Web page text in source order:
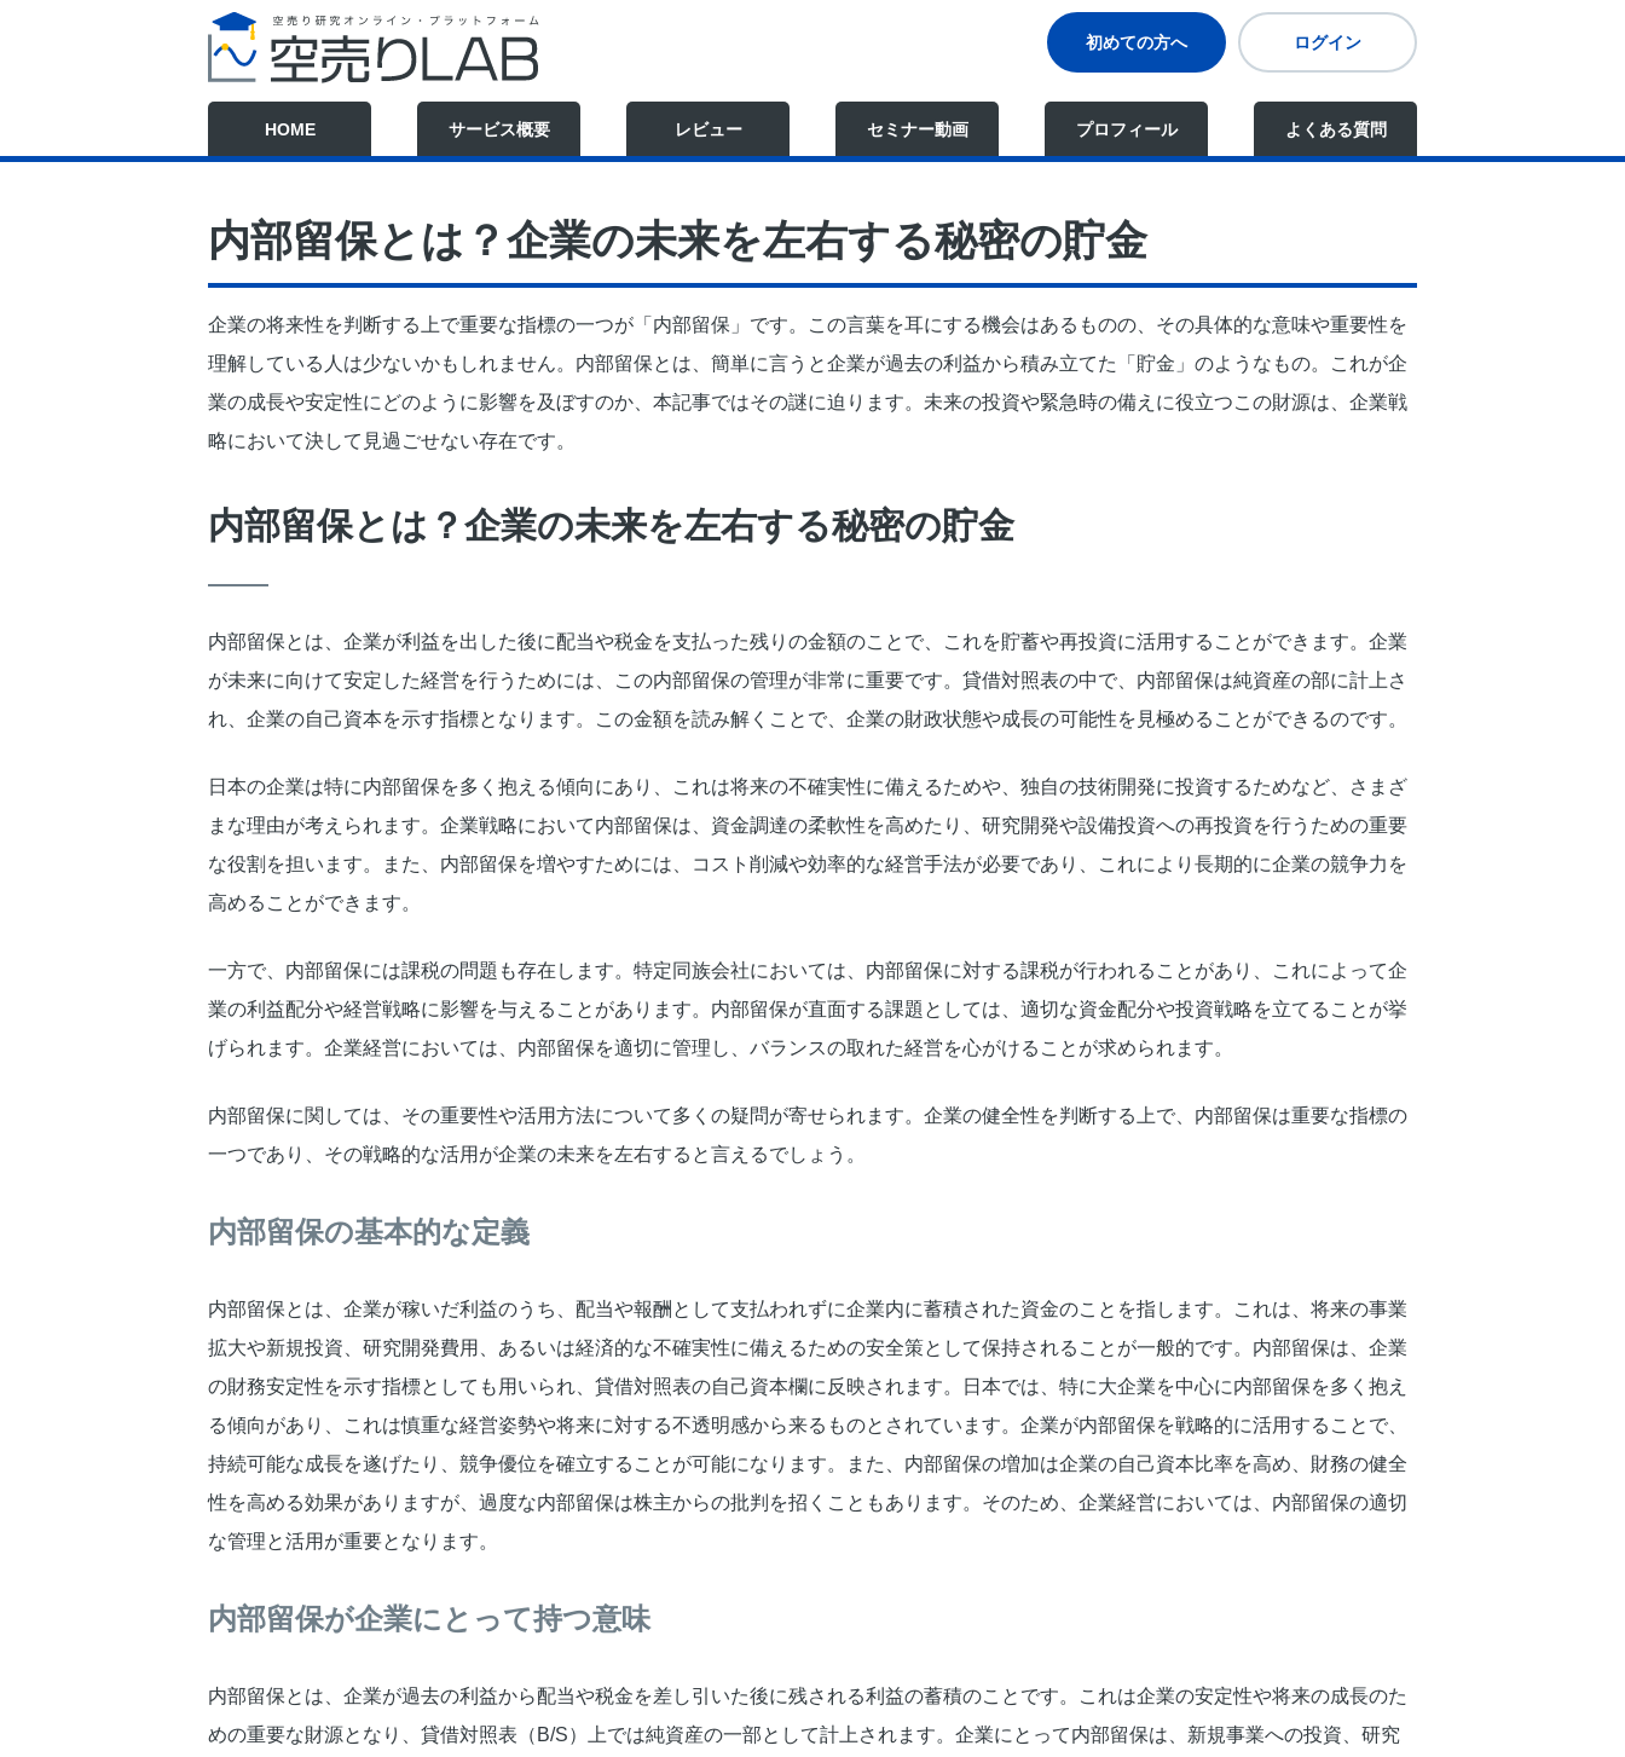
初めての方へ ログイン
HOME サービス概要 レビュー セミナー動画 プロフィール よくある質問
内部留保とは？企業の未来を左右する秘密の貯金
企業の将来性を判断する上で重要な指標の一つが「内部留保」です。この言葉を耳にする機会はあるものの、その具体的な意味や重要性を
理解している人は少ないかもしれません。内部留保とは、簡単に言うと企業が過去の利益から積み立てた「貯金」のようなもの。これが企
業の成長や安定性にどのように影響を及ぼすのか、本記事ではその謎に迫ります。未来の投資や緊急時の備えに役立つこの財源は、企業戦
略において決して見過ごせない存在です。
内部留保とは？企業の未来を左右する秘密の貯金
内部留保とは、企業が利益を出した後に配当や税金を支払った残りの金額のことで、これを貯蓄や再投資に活用することができます。企業
が未来に向けて安定した経営を行うためには、この内部留保の管理が非常に重要です。貸借対照表の中で、内部留保は純資産の部に計上さ
れ、企業の自己資本を示す指標となります。この金額を読み解くことで、企業の財政状態や成長の可能性を見極めることができるのです。
日本の企業は特に内部留保を多く抱える傾向にあり、これは将来の不確実性に備えるためや、独自の技術開発に投資するためなど、さまざ
まな理由が考えられます。企業戦略において内部留保は、資金調達の柔軟性を高めたり、研究開発や設備投資への再投資を行うための重要
な役割を担います。また、内部留保を増やすためには、コスト削減や効率的な経営手法が必要であり、これにより長期的に企業の競争力を
高めることができます。
一方で、内部留保には課税の問題も存在します。特定同族会社においては、内部留保に対する課税が行われることがあり、これによって企
業の利益配分や経営戦略に影響を与えることがあります。内部留保が直面する課題としては、適切な資金配分や投資戦略を立てることが挙
げられます。企業経営においては、内部留保を適切に管理し、バランスの取れた経営を心がけることが求められます。
内部留保に関しては、その重要性や活用方法について多くの疑問が寄せられます。企業の健全性を判断する上で、内部留保は重要な指標の
一つであり、その戦略的な活用が企業の未来を左右すると言えるでしょう。
内部留保の基本的な定義
内部留保とは、企業が稼いだ利益のうち、配当や報酬として支払われずに企業内に蓄積された資金のことを指します。これは、将来の事業
拡大や新規投資、研究開発費用、あるいは経済的な不確実性に備えるための安全策として保持されることが一般的です。内部留保は、企業
の財務安定性を示す指標としても用いられ、貸借対照表の自己資本欄に反映されます。日本では、特に大企業を中心に内部留保を多く抱え
る傾向があり、これは慎重な経営姿勢や将来に対する不透明感から来るものとされています。企業が内部留保を戦略的に活用することで、
持続可能な成長を遂げたり、競争優位を確立することが可能になります。また、内部留保の増加は企業の自己資本比率を高め、財務の健全
性を高める効果がありますが、過度な内部留保は株主からの批判を招くこともあります。そのため、企業経営においては、内部留保の適切
な管理と活用が重要となります。
内部留保が企業にとって持つ意味
内部留保とは、企業が過去の利益から配当や税金を差し引いた後に残される利益の蓄積のことです。これは企業の安定性や将来の成長のた
めの重要な財源となり、貸借対照表（B/S）上では純資産の一部として計上されます。企業にとって内部留保は、新規事業への投資、研究